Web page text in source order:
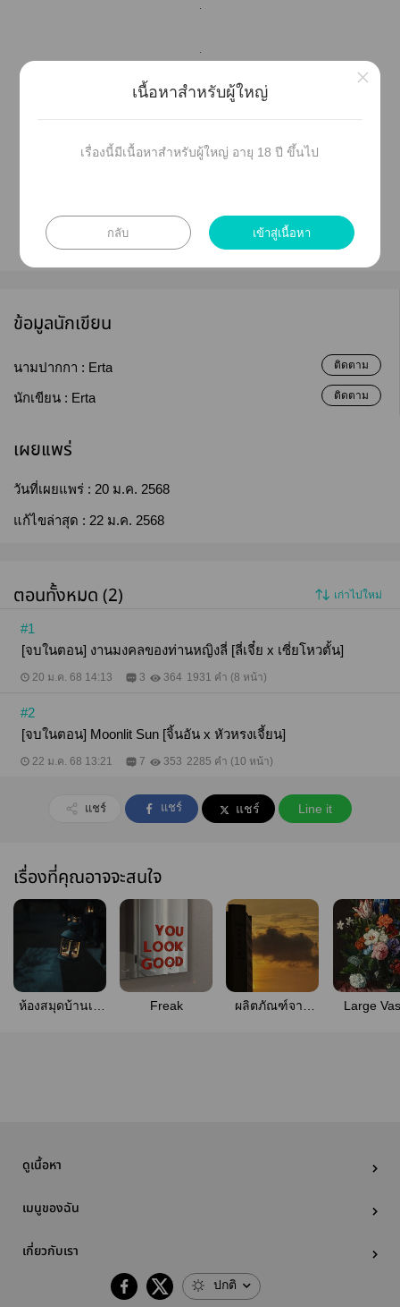
.
are ficitious
ข้อมูลนักเขียน
นามปากกา : Erta ติดตาม
นักเขียน : Erta ติดตาม
เผยแพร่
วันที่เผยแพร่ : 20 ม.ค. 2568
แก้ไขล่าสุด : 22 ม.ค. 2568
ตอนทั้งหมด (2) เก่าไปใหม่
#1
[จบในตอน] งานมงคลของท่านหญิงลี่ [ลี่เจี๋ย x เซี่ยโหวตั้น]
20 ม.ค. 68 14:13 3 364 1931 คำ (8 หน้า)
#2
[จบในตอน] Moonlit Sun [จิ้นอัน x หัวหรงเจี้ยน]
22 ม.ค. 68 13:21 7 353 2285 คำ (10 หน้า)
แชร์ แชร์ แชร์ Line it
เรื่องที่คุณอาจจะสนใจ
ห้องสมุดบ้านเห
Freak
ผลิตภัณฑ์​จาก
Large
ดูเนื้อหา
เมนูของฉัน
เกี่ยวกับเรา
ปกติ
เนื้อหาสำหรับผู้ใหญ่
เรื่องนี้มีเนื้อหาสำหรับผู้ใหญ่ อายุ 18 ปี ขึ้นไป
กลับ เข้าสู่เนื้อหา
×